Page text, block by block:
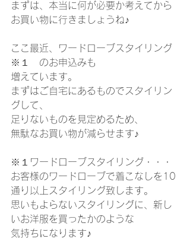
まずは、本当に何が必要か考えてから
お買い物に行きましょうね♪
ここ最近、ワードローブスタイリング
※１　のお申込みも
増えています。
まずはご自宅にあるものでスタイリン
グして、
足りないものを見定めるため、
無駄なお買い物が減らせます♪
※１ワードローブスタイリング・・・
お客様のワードローブで着こなしを10
通り以上スタイリング致します。
思いもよらないスタイリングに、新し
いお洋服を買ったかのような
気持ちになります♪